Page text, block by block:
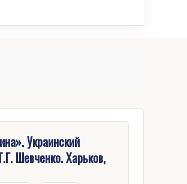
Украинский
Шевченко. Харьков,